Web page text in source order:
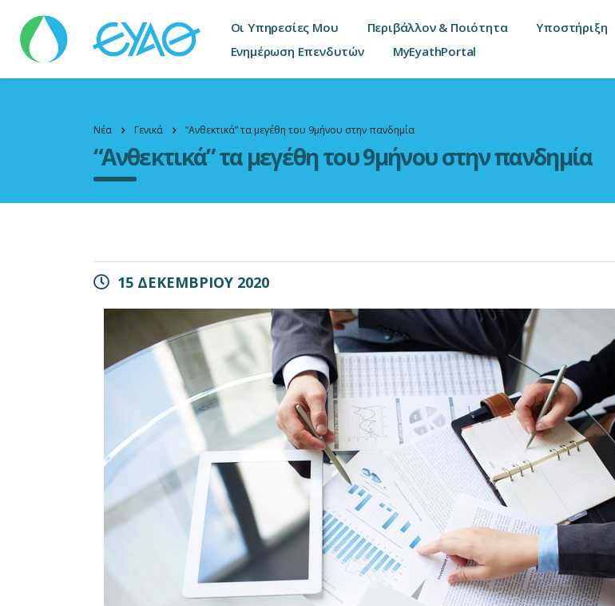
Οι Υπηρεσίες Μου Περιβάλλον & Ποιότητα Υποστήριξη
Ενημέρωση Επενδυτών
MyEyathPortal
Νέα Γενικά “Ανθεκτικά” τα μεγέθη του 9μήνου στην πανδημία
“Ανθεκτικά” τα μεγέθη του 9μήνου στην πανδημία
15 ΔΕΚΕΜΒΡΙΟΥ 2020